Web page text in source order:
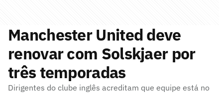
Manchester United deve
renovar com Solskjaer por
três temporadas
Dirigentes do clube inglês acreditam que equipe está no